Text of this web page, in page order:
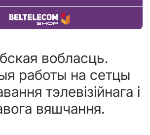
Купіць тавар
вобласць.
работы на сетцы
тэлевізійнага і
вяшчання.